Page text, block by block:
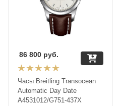
Часы Breitling Transocean
Automatic Day Date
A4531012/G751-437X
86 800руб.